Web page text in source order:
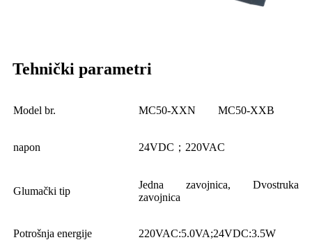
Tehnički parametri
Model br. MC50-XXN MC50-XXB
napon 24VDC；220VAC
Glumački tip
Jedna zavojnica, Dvostruka
zavojnica
Potrošnja energije 220VAC:5.0VA;24VDC:3.5W